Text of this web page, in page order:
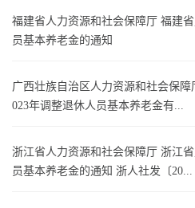
福建省人力资源和社会保障厅 福建
员基本养老金的通知
广西壮族自治区人力资源和社会保
023年调整退休人员基本养老金有...
浙江省人力资源和社会保障厅 浙江
员基本养老金的通知 浙人社发〔20...